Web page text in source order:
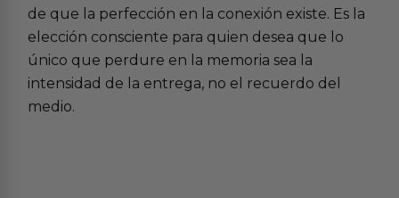
de que la perfección en la conexión existe. Es la
elección consciente para quien desea que lo
único que perdure en la memoria sea la
intensidad de la entrega, no el recuerdo del
medio.